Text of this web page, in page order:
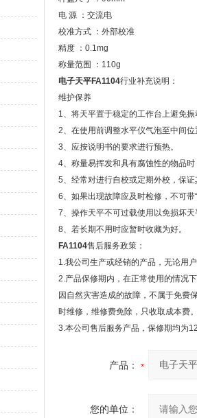
电 源 ：交流电
校准方式 ：外部校准
精度 ：0.1mg
称量范围 ：110g
电子天平FA1104行业补充说明：
维护保养
1、将天平置于稳定的工作台上避免
2、在使用前调整水平仪气泡至中间位
3、应按说明书的要求进行预热。
4、称量易挥发和具有腐蚀性的物品
5、经常对进行自校或定期外校，保
6、如果出现故障应及时检修，不可带
7、操作天平不可过载使用以免损坏天
8、若长期不用时应暂时收藏为好。
FA1104售后服务政策：
1.我公司生产或经销的产品，无论用
2.产品保修期内，在正常使用的情况
因自然灾害造成的故障，不属于免费
时维修，维修费免除，只收取成本费
3.本公司售后服务产品，保修期均为
产品：
您的单位：